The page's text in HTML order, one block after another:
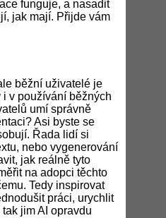
funguje, a nasadit
jak mají. Přijde vám
běžní uživatelé je
v používání běžných
umí správně
Asi byste se
Řada lidí si
nebo vygenerování
jak reálně tyto
na adopci těchto
Tedy inspirovat
práci, urychlit
jim AI opravdu